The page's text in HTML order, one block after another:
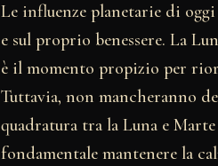
Le influenze planetarie di
e sul proprio benessere. La
è il momento propizio per
Tuttavia, non mancheranno
quadratura tra la Luna e
fondamentale mantenere la